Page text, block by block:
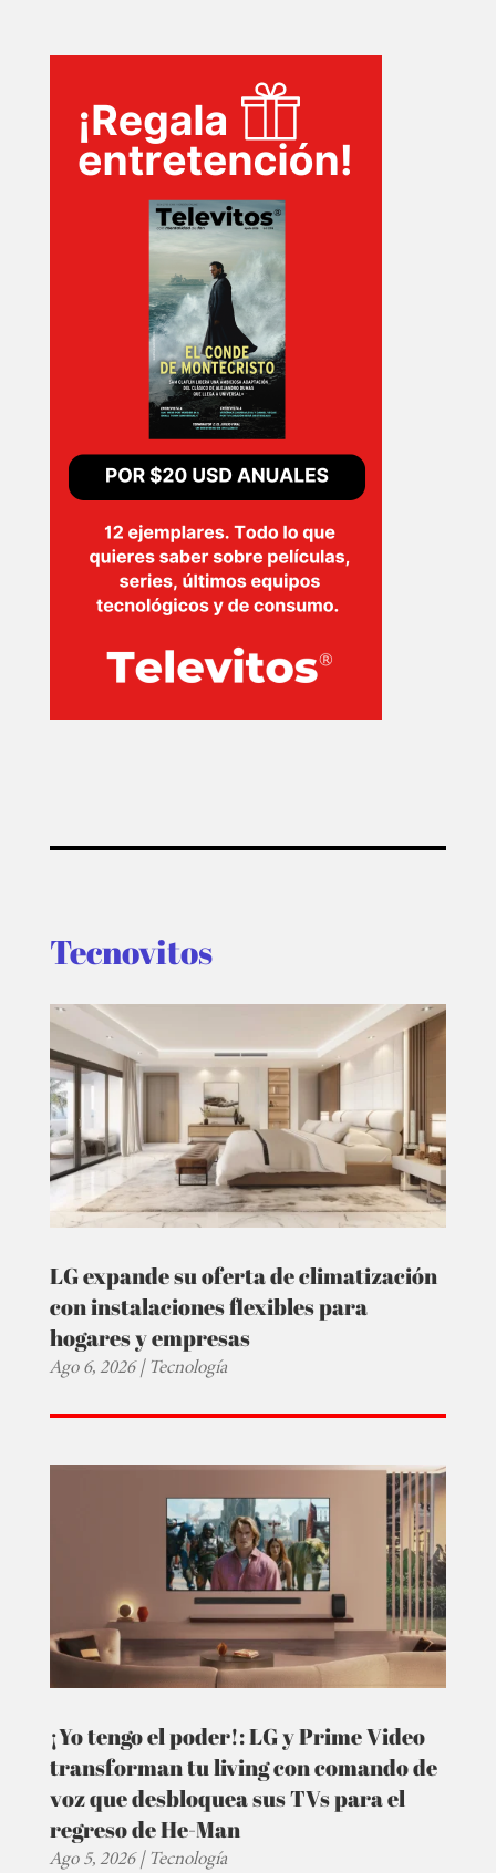
T-
PLUS
EVENTOS
Tecnovitos
LG expande su oferta de climatización
con instalaciones flexibles para
hogares y empresas
Ago 6, 2026|Tecnología
¡Yo tengo el poder!: LG y Prime Video
transforman tu living con comando de
voz que desbloquea sus TVs para el
regreso de He-Man
Ago 5, 2026|Tecnología